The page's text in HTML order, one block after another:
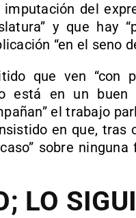
del
y que hay
“en el seno
que ven “con
está en un buen
el trabajo
en que, tras
sobre
LO